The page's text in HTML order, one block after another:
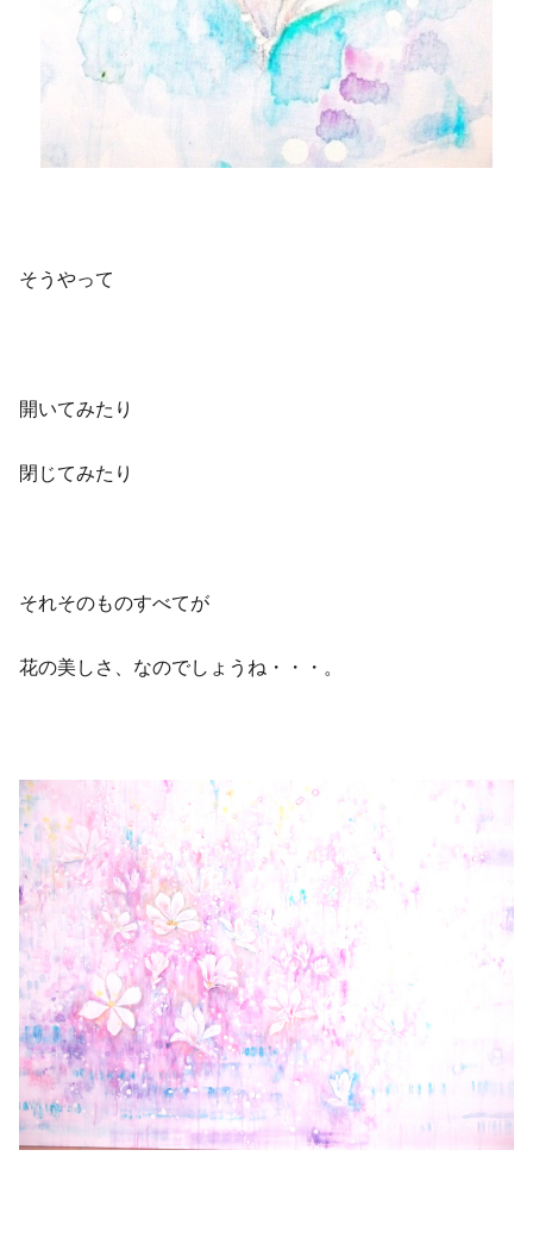
そうやって
開いてみたり
閉じてみたり
それそのものすべてが
花の美しさ、なのでしょうね・・・。